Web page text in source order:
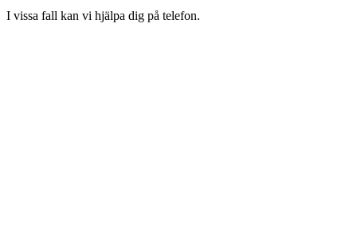
I vissa fall kan vi hjälpa dig på telefon.